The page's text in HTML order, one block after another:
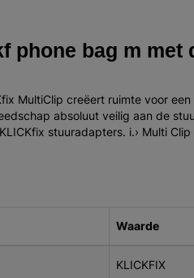
phone bag m met
MultiClip creëert ruimte voor
absoluut veilig aan de
stuuradapters. i.› Multi
Waarde
KLICKFIX